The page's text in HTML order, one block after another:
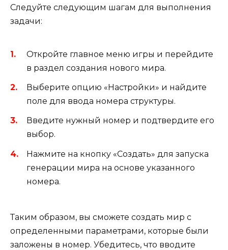
Следуйте следующим шагам для выполнения
задачи:
Откройте главное меню игры и перейдите
в раздел создания нового мира.
Выберите опцию «Настройки» и найдите
поле для ввода номера структуры.
Введите нужный номер и подтвердите его
выбор.
Нажмите на кнопку «Создать» для запуска
генерации мира на основе указанного
номера.
Таким образом, вы сможете создать мир с
определенными параметрами, которые были
заложены в номер. Убедитесь, что вводите